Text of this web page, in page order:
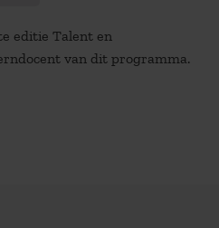
editie Talent en
van dit programma.